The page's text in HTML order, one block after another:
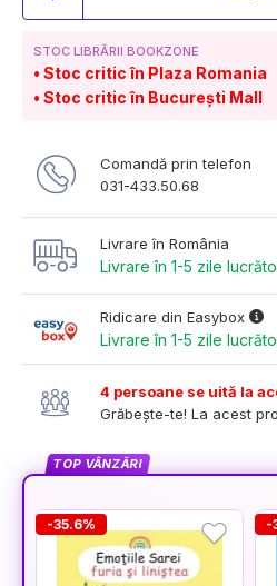
STOC LIBRĂRII BOOKZONE
Stoc critic în Plaza Romania
Stoc critic în București Mall
Comandă prin telefon
031-433.50.68
Livrare în România
Livrare în 1-5 zile
Ridicare din Easybox
Livrare în 1-5 zile
4 persoane se uită la
Grăbește-te! La acest
TOP VÂNZĂRI
-35.6% -